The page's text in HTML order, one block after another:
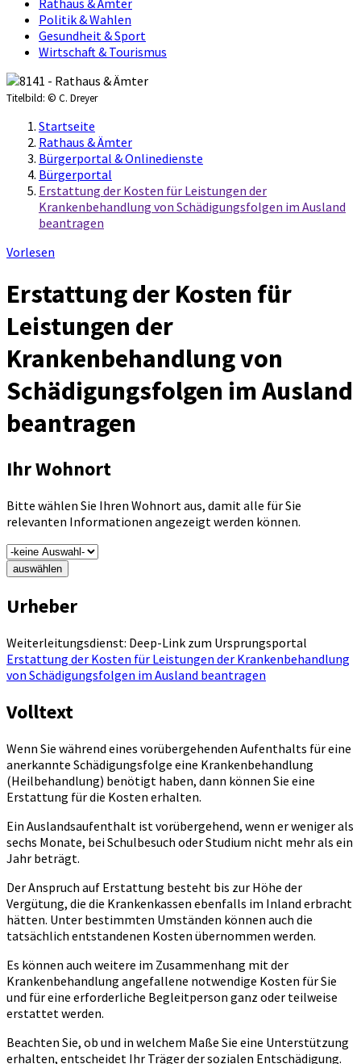
Rathaus & Ämter
Politik & Wahlen
Gesundheit & Sport
Wirtschaft & Tourismus
Titelbild: © C. Dreyer
Startseite
Rathaus & Ämter
Bürgerportal & Onlinedienste
Bürgerportal
Erstattung der Kosten für Leistungen der
Krankenbehandlung von Schädigungsfolgen im Ausland
beantragen
Vorlesen
Erstattung der Kosten für
Leistungen der
Krankenbehandlung von
Schädigungsfolgen im Ausland
beantragen
Ihr Wohnort
Bitte wählen Sie Ihren Wohnort aus, damit alle für Sie
relevanten Informationen angezeigt werden können.
auswählen
Urheber
Weiterleitungsdienst: Deep-Link zum Ursprungsportal
Erstattung der Kosten für Leistungen der Krankenbehandlung
von Schädigungsfolgen im Ausland beantragen
Volltext
Wenn Sie während eines vorübergehenden Aufenthalts für eine
anerkannte Schädigungsfolge eine Krankenbehandlung
(Heilbehandlung) benötigt haben, dann können Sie eine
Erstattung für die Kosten erhalten.
Ein Auslandsaufenthalt ist vorübergehend, wenn er weniger als
sechs Monate, bei Schulbesuch oder Studium nicht mehr als ein
Jahr beträgt.
Der Anspruch auf Erstattung besteht bis zur Höhe der
Vergütung, die die Krankenkassen ebenfalls im Inland erbracht
hätten. Unter bestimmten Umständen können auch die
tatsächlich entstandenen Kosten übernommen werden.
Es können auch weitere im Zusammenhang mit der
Krankenbehandlung angefallene notwendige Kosten für Sie
und für eine erforderliche Begleitperson ganz oder teilweise
erstattet werden.
Beachten Sie, ob und in welchem Maße Sie eine Unterstützung
erhalten, entscheidet Ihr Träger der sozialen Entschädigung.